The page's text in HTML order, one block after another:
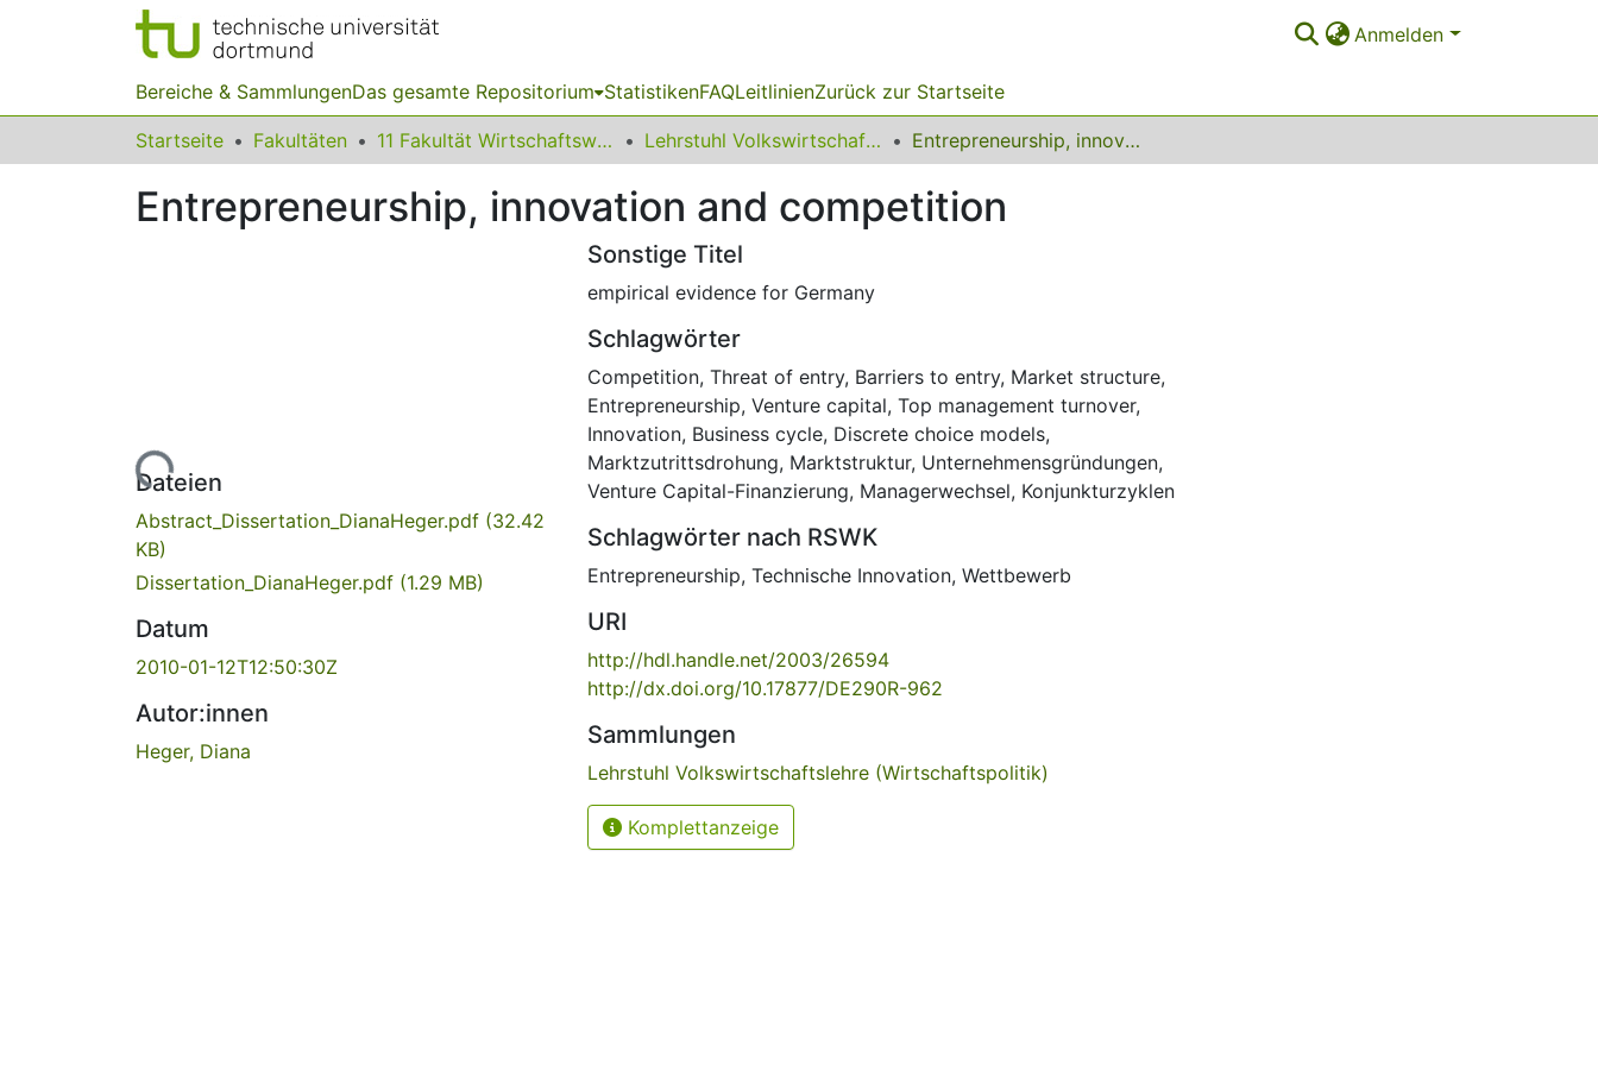
Anmelden
Bereiche & SammlungenDas gesamte Repositorium StatistikenFAQLeitlinienZurück zur Startseite
Startseite Fakultäten 11 Fakultät Wirtschaftswissenschaften Lehrstuhl Volkswirtschaftslehre (Wirtschaftspolitik) Entrepreneurship, innovation and competition
Entrepreneurship, innovation and competition
Lade...
Dateien
Abstract_Dissertation_DianaHeger.pdf (32.42
KB)
Dissertation_DianaHeger.pdf (1.29 MB)
Datum
2010-01-12T12:50:30Z
Autor:innen
Heger, Diana
Sonstige Titel
empirical evidence for Germany
Schlagwörter
Competition, Threat of entry, Barriers to entry, Market structure,
Entrepreneurship, Venture capital, Top management turnover,
Innovation, Business cycle, Discrete choice models,
Marktzutrittsdrohung, Marktstruktur, Unternehmensgründungen,
Venture Capital-Finanzierung, Managerwechsel, Konjunkturzyklen
Schlagwörter nach RSWK
Entrepreneurship, Technische Innovation, Wettbewerb
URI
http://hdl.handle.net/2003/26594
http://dx.doi.org/10.17877/DE290R-962
Sammlungen
Lehrstuhl Volkswirtschaftslehre (Wirtschaftspolitik)
Komplettanzeige